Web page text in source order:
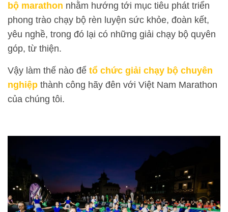
bộ marathon nhằm hướng tới mục tiêu phát triển
phong trào chạy bộ rèn luyện sức khỏe, đoàn kết,
yêu nghề, trong đó lại có những giải chạy bộ quyên
góp, từ thiện.
Vậy làm thế nào để tổ chức giải chạy bộ chuyên
nghiệp thành công hãy đên với Việt Nam Marathon
của chúng tôi.